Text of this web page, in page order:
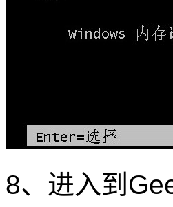
8、进入到